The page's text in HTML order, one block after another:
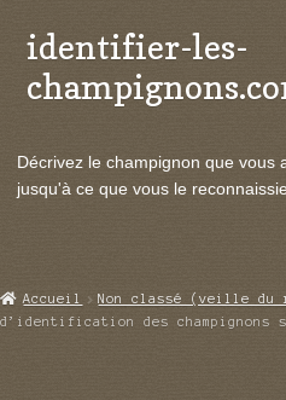
Aller
à
la
Aller
au
contenu
identifier-les-
Actualités
Echanges et contacts
Décrivez le champignon que vous
jusqu'à ce que vous le
Accueil Non classé (veille du
d’identification des champignons